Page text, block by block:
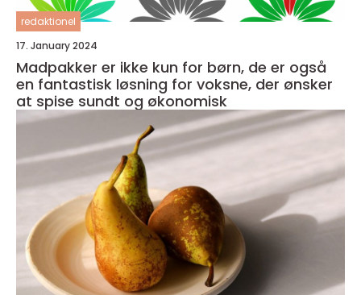
redaktionel
17. January 2024
Madpakker er ikke kun for børn, de er også
en fantastisk løsning for voksne, der ønsker
at spise sundt og økonomisk